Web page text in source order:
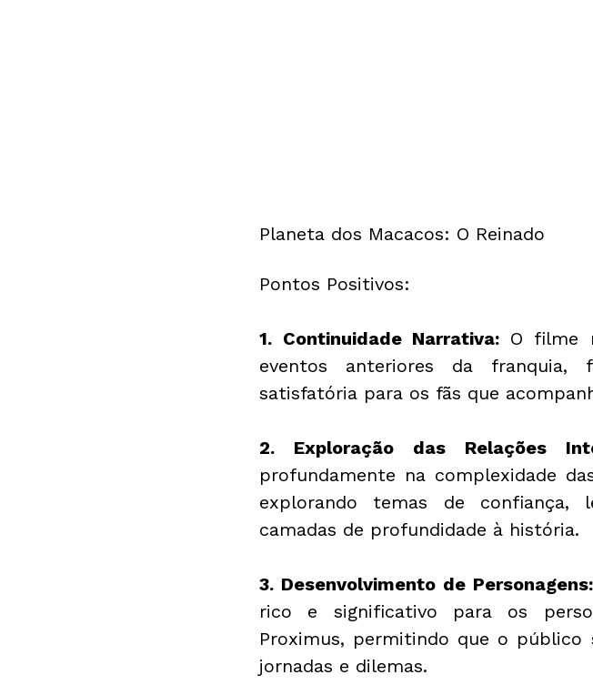
Planeta dos Macacos: O Reinado
Pontos Positivos:
1. Continuidade Narrativa: O filme
eventos anteriores da franquia,
satisfatória para os fãs que
2. Exploração das Relações
profundamente na complexidade
explorando temas de confiança,
camadas de profundidade à história.
3. Desenvolvimento de Personagens:
rico e significativo para os
Proximus, permitindo que o público
jornadas e dilemas.